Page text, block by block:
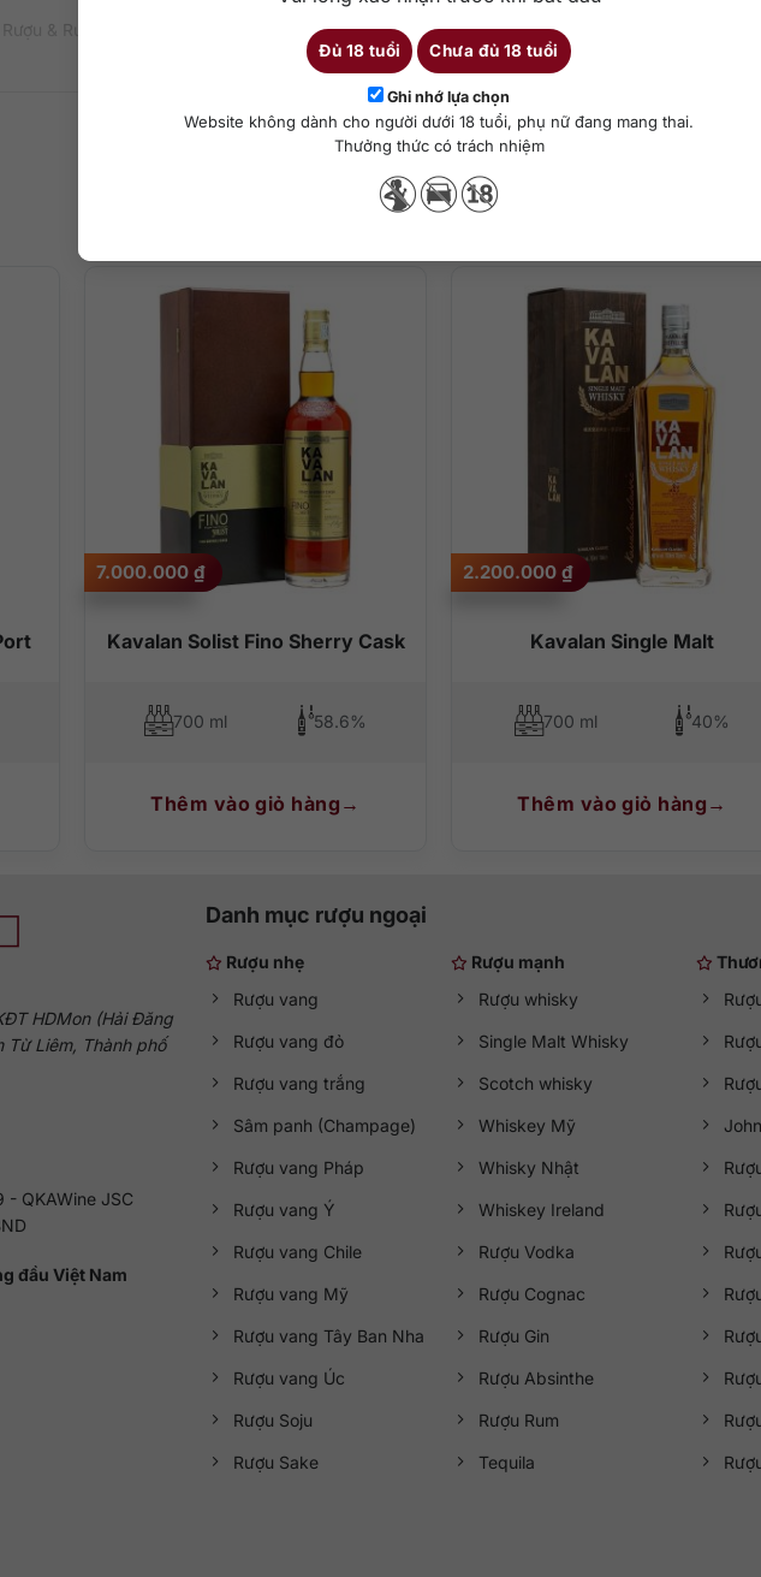
Đủ 18 tuổi Chưa đủ 18 tuổi
Ghi nhớ lựa chọn
Website không dành cho người dưới 18 tuổi, phụ nữ đang mang thai.
Thưởng thức có trách nhiệm
& Rượu mạnh Quốc tế 2021.
kim / ánh nâu đậm
thơm tươi mát của trái cây nhiệt đới bao phủ quanh vị rượu mềm mượt như lụa với các ghi
mượt và đa tầng với gợi ý của trái cây sấy khô, hạt óc chó, socola, kẹo bơ cứng và đinh hương.
sấy khô nổi bật hòa quyện cùng gỗ sồi và gia vị cay nhẹ.
Chi tiết
Sản phẩm tương tự
Kavalan Solist Fino Sherry Cask
7.000.000 ₫
700 ml 58.6%
Thêm vào giỏ hàng
Kavalan Single Malt
2.200.000 ₫
700 ml 40%
Thêm vào giỏ hàng
HDMon (Hải Đăng
Từ Liêm, Thành phố
QKAWine JSC
đầu Việt Nam
Danh mục rượu ngoại
Rượu nhẹ
Rượu vang
Rượu vang đỏ
Rượu vang trắng
Sâm panh (Champage)
Rượu vang Pháp
Rượu vang Ý
Rượu vang Chile
Rượu vang Mỹ
Rượu vang Tây Ban Nha
Rượu vang Úc
Rượu Soju
Rượu Sake
Rượu mạnh
Rượu whisky
Single Malt Whisky
Scotch whisky
Whiskey Mỹ
Whisky Nhật
Whiskey Ireland
Rượu Vodka
Rượu Cognac
Rượu Gin
Rượu Absinthe
Rượu Rum
Tequila